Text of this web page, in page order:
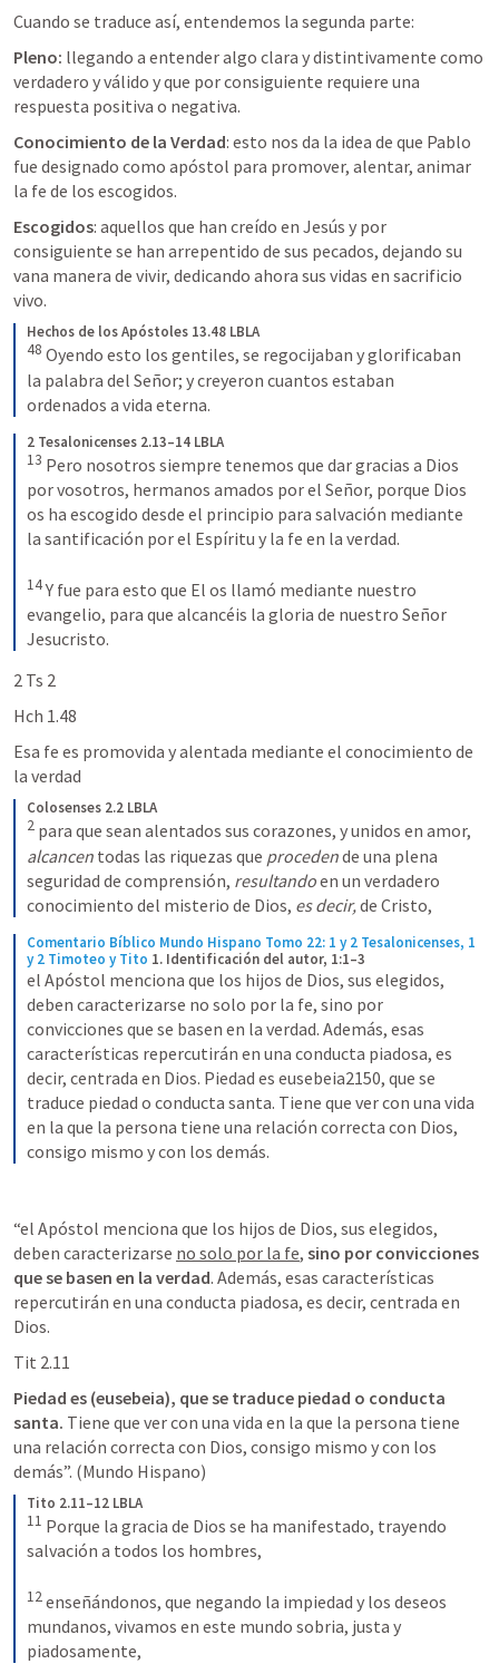
Cuando se traduce así, entendemos la segunda parte:
Pleno: llegando a entender algo clara y distintivamente como
verdadero y válido y que por consiguiente requiere una
respuesta positiva o negativa.
Conocimiento de la Verdad: esto nos da la idea de que Pablo
fue designado como apóstol para promover, alentar, animar
la fe de los escogidos.
Escogidos: aquellos que han creído en Jesús y por
consiguiente se han arrepentido de sus pecados, dejando su
vana manera de vivir, dedicando ahora sus vidas en sacrificio
vivo.
Hechos de los Apóstoles 13.48 LBLA
48 Oyendo esto los gentiles, se regocijaban y glorificaban
la palabra del Señor; y creyeron cuantos estaban
ordenados a vida eterna.
2 Tesalonicenses 2.13–14 LBLA
13 Pero nosotros siempre tenemos que dar gracias a Dios
por vosotros, hermanos amados por el Señor, porque Dios
os ha escogido desde el principio para salvación mediante
la santificación por el Espíritu y la fe en la verdad.
14Y fue para esto que El os llamó mediante nuestro
evangelio, para que alcancéis la gloria de nuestro Señor
Jesucristo.
2 Ts 2
Hch 1.48
Esa fe es promovida y alentada mediante el conocimiento de
la verdad
Colosenses 2.2 LBLA
2
alcancen todas las riquezas que proceden de una plena
seguridad de comprensión, resultando en un verdadero
conocimiento del misterio de Dios, es decir, de Cristo,
Comentario Bíblico Mundo Hispano Tomo 22: 1 y 2 Tesalonicenses, 1
y 2 Timoteo y Tito 1. Identificación del autor, 1:1–3
el Apóstol menciona que los hijos de Dios, sus elegidos,
deben caracterizarse no solo por la fe, sino por
convicciones que se basen en la verdad. Además, esas
características repercutirán en una conducta piadosa, es
decir, centrada en Dios. Piedad es eusebeia2150, que se
traduce piedad o conducta santa. Tiene que ver con una vida
en la que la persona tiene una relación correcta con Dios,
consigo mismo y con los demás.
“el Apóstol menciona que los hijos de Dios, sus elegidos,
deben caracterizarse no solo por la fe, sino por convicciones
que se basen en la verdad. Además, esas características
repercutirán en una conducta piadosa, es decir, centrada en
Dios.
Tit 2.11
Piedad es (eusebeia), que se traduce piedad o conducta
santa. Tiene que ver con una vida en la que la persona tiene
una relación correcta con Dios, consigo mismo y con los
demás”. (Mundo Hispano)
Tito 2.11–12 LBLA
11 Porque la gracia de Dios se ha manifestado, trayendo
salvación a todos los hombres,
12enseñándonos, que negando la impiedad y los deseos
mundanos, vivamos en este mundo sobria, justa y
piadosamente,